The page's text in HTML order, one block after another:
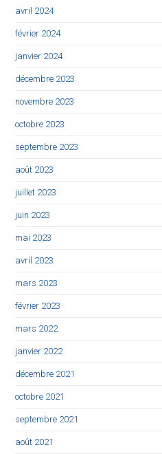
avril 2024
février 2024
janvier 2024
décembre 2023
novembre 2023
octobre 2023
septembre 2023
août 2023
juillet 2023
juin 2023
mai 2023
avril 2023
mars 2023
février 2023
mars 2022
janvier 2022
décembre 2021
octobre 2021
septembre 2021
août 2021